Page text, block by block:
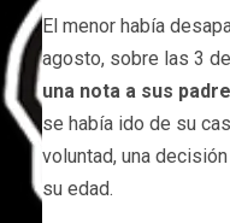
El menor había
agosto, sobre las 3
una nota a sus
se había ido de su
voluntad, una
su edad.